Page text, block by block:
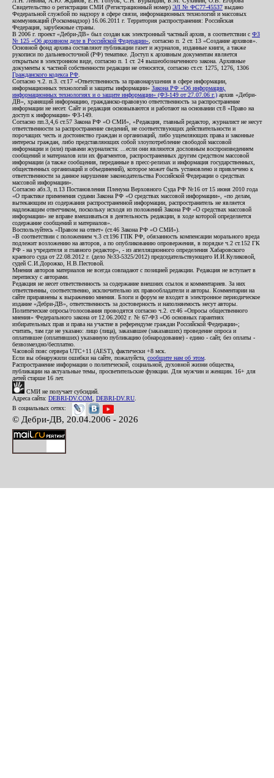
Свидетельство о регистрации СМИ (Регистрационный номер) ЭЛ № ФС77-45537 выдано
Федеральной службой по надзору в сфере связи, информационных технологий и массовых
коммуникаций (Роскомнадзор) 16.06.2011 г. Территория распространения: Российская
Федерация, зарубежные страны.
В 2006 г. проект «Дебри-ДВ» был создан как электронный частный архив, в соответствии с ФЗ
№ 125 «Об архивном деле в Российской Федерации» , согласно п. 2 ст. 13 «Создание архивов».
Основной фонд архива составляют публикации газет и журналов, изданные книги, а также
рукописи по дальневосточной (РФ) тематике. Доступ к архивным документам является
открытым в электронном виде, согласно п. 1 ст. 24 вышеобозначенного закона. Архивные
документы к частной собственности редакции не относятся, согласно ст.ст. 1275, 1276, 1306
Гражданского кодекса РФ
Согласно ч.2. п.3. ст.17 «Ответственность за правонарушения в сфере информации,
информационных технологий и защиты информации» Закона РФ «Об информации,
информационных технологиях и о защите информации» (ФЗ-149 от 27.07.06 г.) архив «Дебри-
ДВ», хранящий информацию, гражданско-правовую ответственность за распространение
информации не несет. Сайт и редакция основываются и работают на основании ст.8 «Право на
доступ к информации» ФЗ-149.
Согласно пп.3,4,6 ст.57 Закона РФ «О СМИ», «Редакция, главный редактор, журналист не несут
ответственности за распространение сведений, не соответствующих действительности и
порочащих честь и достоинство граждан и организаций, либо ущемляющих права и законные
интересы граждан, либо представляющих собой злоупотребление свободой массовой
информации и (или) правами журналиста: ...если они являются дословным воспроизведением
сообщений и материалов или их фрагментов, распространенных другим средством массовой
информации (а также сообщения, переданные в пресс-релизах и информация государственных,
общественных организаций и объединений), которое может быть установлено и привлечено к
ответственности за данное нарушение законодательства Российской Федерации о средствах
массовой информации».
Согласно абз.3, п.13 Постановления Пленума Верховного Суда РФ №16 от 15 июня 2010 года
«О практике применения судами Закона РФ «О средствах массовой информации», «по делам,
вытекающим из содержания распространенной информации, распространитель не является
надлежащим ответчиком, поскольку исходя из положений Закона РФ «О средствах массовой
информации» не вправе вмешиваться в деятельность редакции, в ходе которой определяется
содержание сообщений и материалов».
Воспользуйтесь «Правом на ответ» (ст.46 Закона РФ «О СМИ»).
«В соответствии с положением ч.3 ст.196 ГПК РФ, обязанность компенсации морального вреда
подлежит возложению на авторов, а по опубликованию опровержения, в порядке ч.2 ст.152 ГК
РФ - на учредителя и главного редактор», - из апелляционного определения Хабаровского
краевого суда от 22.08.2012 г. (дело №33-5325/2012) председательствующего И.И.Куликовой,
судей С.И.Дорожко, Н.В.Пестовой.
Мнения авторов материалов не всегда совпадают с позицией редакции. Редакция не вступает в
переписку с авторами.
Редакция не несет ответственность за содержание внешних ссылок и комментариев. За них
ответственны, соответственно, исключительно их правообладатели и авторы. Комментарии на
сайте приравнены к выражению мнения. Блоги и форум не входят в электронное периодическое
издание «Дебри-ДВ», ответственность за достоверность и наполняемость несут авторы.
Политические опросы/голосования проводятся согласно ч.2. ст.46 «Опросы общественного
мнения» Федерального закона от 12.06.2002 г. № 67-ФЗ «Об основных гарантиях
избирательных прав и права на участие в референдуме граждан Российской Федерации»;
считать, там где не указано: лицо (лица), заказавшее (заказавших) проведение опроса и
оплатившее (оплативших) указанную публикацию (обнародование) - едино - сайт, без оплаты -
безвозмездно/бесплатно.
Часовой пояс сервера UTC+11 (AEST), фактически +8 мск.
Если вы обнаружили ошибки на сайте, пожалуйста, сообщите нам об этом
Распространение информации о политической, социальной, духовной жизни общества,
публикации на актуальные темы, просветительские функции. Для мужчин и женщин. 16+ для
детей старше 16 лет.
СМИ не получает субсидий.
Адреса сайта: DEBRI-DV.COM DEBRI-DV.RU
В социальных сетях:
© Дебри-ДВ, 20.04.2006 - 2026